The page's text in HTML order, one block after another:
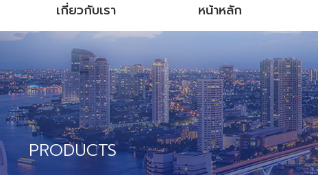
เกี่ยวกับเรา หน้าหลัก
PRODUCTS